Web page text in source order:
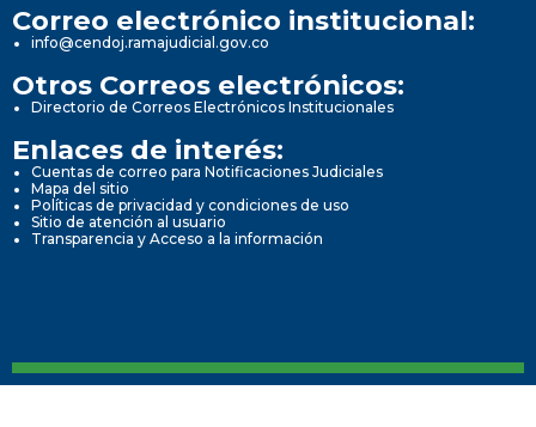
Correo electrónico institucional:
info@cendoj.ramajudicial.gov.co
Otros Correos electrónicos:
Directorio de Correos Electrónicos Institucionales
Enlaces de interés:
Cuentas de correo para Notificaciones Judiciales
Mapa del sitio
Políticas de privacidad y condiciones de uso
Sitio de atención al usuario
Transparencia y Acceso a la información